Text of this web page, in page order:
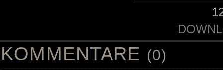
KOMMENTARE (0)